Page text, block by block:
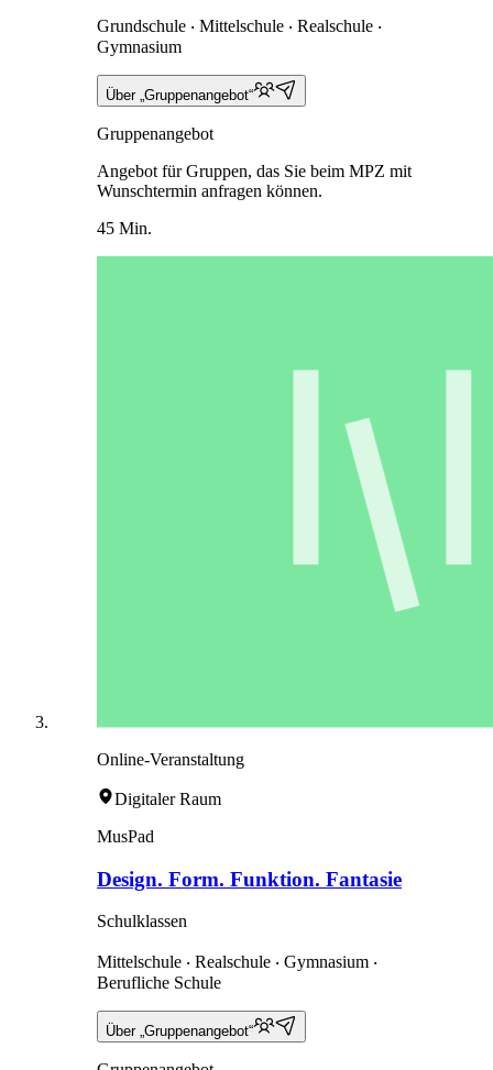
Grundschule ‧ Mittelschule ‧ Realschule ‧
Gymnasium
Über „Gruppenangebot“
Gruppenangebot
Angebot für Gruppen, das Sie beim MPZ mit
Wunschtermin anfragen können.
45 Min.
Online-Veranstaltung
Digitaler Raum
MusPad
Design. Form. Funktion. Fantasie
Schulklassen
Mittelschule ‧ Realschule ‧ Gymnasium ‧
Berufliche Schule
Über „Gruppenangebot“